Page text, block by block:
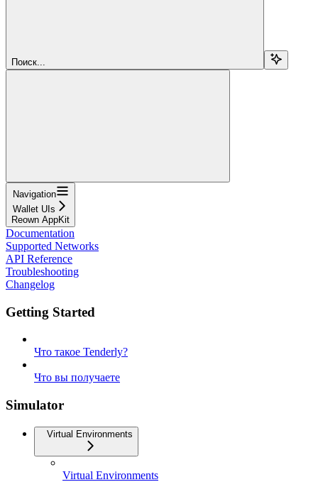
Поиск...
Navigation
Wallet UIs
Reown AppKit
Documentation
Supported Networks
API Reference
Troubleshooting
Changelog
Getting Started
Что такое Tenderly?
Что вы получаете
Simulator
Virtual Environments
Virtual Environments